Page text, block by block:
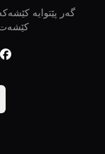
گەر پێتوایە
کێشەت